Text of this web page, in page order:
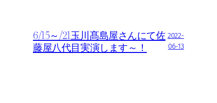
6/15～/21玉川髙島屋さんにて佐
藤屋八代目実演します～！
2022-
06-13